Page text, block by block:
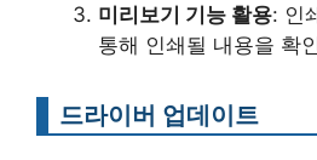
미리보기 기능 활용: 인
통해 인쇄될 내용을 확
드라이버 업데이트